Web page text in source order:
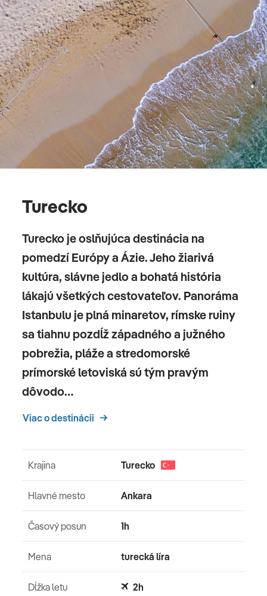
Turecko
Turecko je oslňujúca destinácia na
pomedzí Európy a Ázie. Jeho žiarivá
kultúra, slávne jedlo a bohatá história
lákajú všetkých cestovateľov. Panoráma
Istanbulu je plná minaretov, rímske ruiny
sa tiahnu pozdĺž západného a južného
pobrežia, pláže a stredomorské
prímorské letoviská sú tým pravým
dôvodo…
Viac o destinácii
Krajina Turecko
Hlavné mesto Ankara
Časový posun 1h
Mena turecká líra
Dĺžka letu 2h